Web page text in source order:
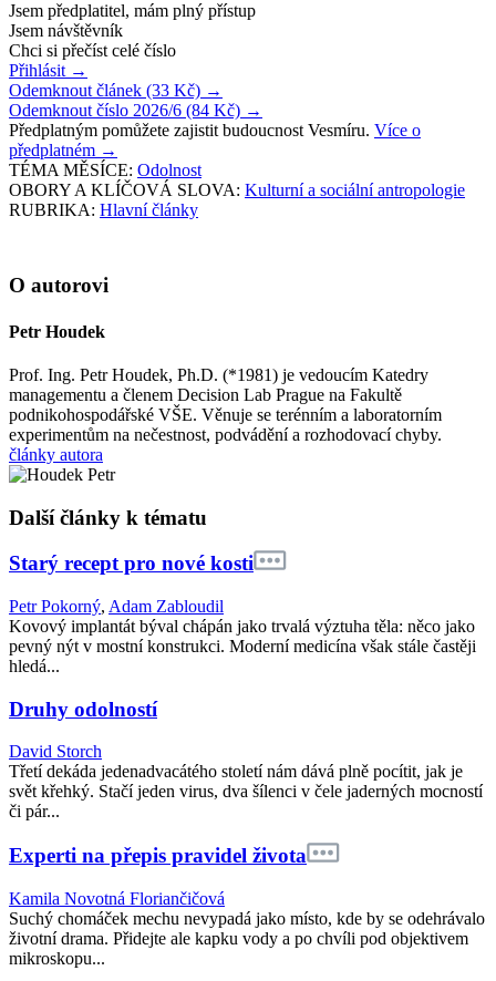
Jsem předplatitel, mám plný přístup
Jsem návštěvník
Chci si přečíst celé číslo
Přihlásit →
Odemknout článek (33 Kč) →
Odemknout číslo 2026/6 (84 Kč) →
Předplatným pomůžete zajistit budoucnost Vesmíru. Více o
předplatném →
TÉMA MĚSÍCE: Odolnost
OBORY A KLÍČOVÁ SLOVA: Kulturní a sociální antropologie
RUBRIKA: Hlavní články
O autorovi
Petr Houdek
Prof. Ing. Petr Houdek, Ph.D. (*1981) je vedoucím Katedry
managementu a členem Decision Lab Prague na Fakultě
podnikohospodářské VŠE. Věnuje se terénním a laboratorním
experimentům na nečestnost, podvádění a rozhodovací chyby.
články autora
Další články k tématu
Starý recept pro nové kosti
Petr Pokorný, Adam Zabloudil
Kovový implantát býval chápán jako trvalá výztuha těla: něco jako
pevný nýt v mostní konstrukci. Moderní medicína však stále častěji
hledá...
Druhy odolností
David Storch
Třetí dekáda jedenadvacátého století nám dává plně pocítit, jak je
svět křehký. Stačí jeden virus, dva šílenci v čele jaderných mocností
či pár...
Experti na přepis pravidel života
Kamila Novotná Floriančičová
Suchý chomáček mechu nevypadá jako místo, kde by se odehrávalo
životní drama. Přidejte ale kapku vody a po chvíli pod objektivem
mikroskopu...